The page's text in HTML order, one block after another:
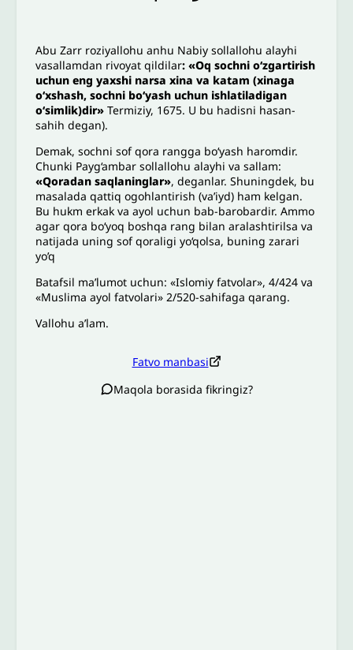
Abu Zarr roziyallohu anhu Nabiy sollallohu alayhi
vasallamdan rivoyat qildilar:«Oq sochni o‘zgartirish
uchun eng yaxshi narsa xina va katam (xinaga
o‘xshash, sochni bo‘yash uchun ishlatiladigan
o‘simlik)dir» Termiziy, 1675. U bu hadisni hasan-
sahih degan).
Demak, sochni sof qora rangga bo‘yash haromdir.
Chunki Payg‘ambar sollallohu alayhi va sallam:
«Qoradan saqlaninglar», deganlar. Shuningdek, bu
masalada qattiq ogohlantirish (va’iyd) ham kelgan.
Bu hukm erkak va ayol uchun bab-barobardir. Ammo
agar qora bo‘yoq boshqa rang bilan aralashtirilsa va
natijada uning sof qoraligi yo‘qolsa, buning zarari
yo’q
Batafsil ma’lumot uchun: «Islomiy fatvolar», 4/424 va
«Muslima ayol fatvolari» 2/520-sahifaga qarang.
Vallohu a’lam.
Fatvo manbasi
Maqola borasida fikringiz?